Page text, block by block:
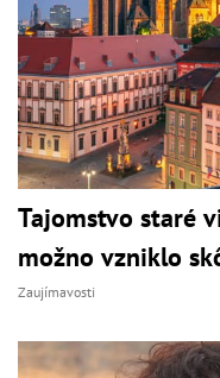
Tajomstvo staré
možno vzniklo
Zaujímavosti